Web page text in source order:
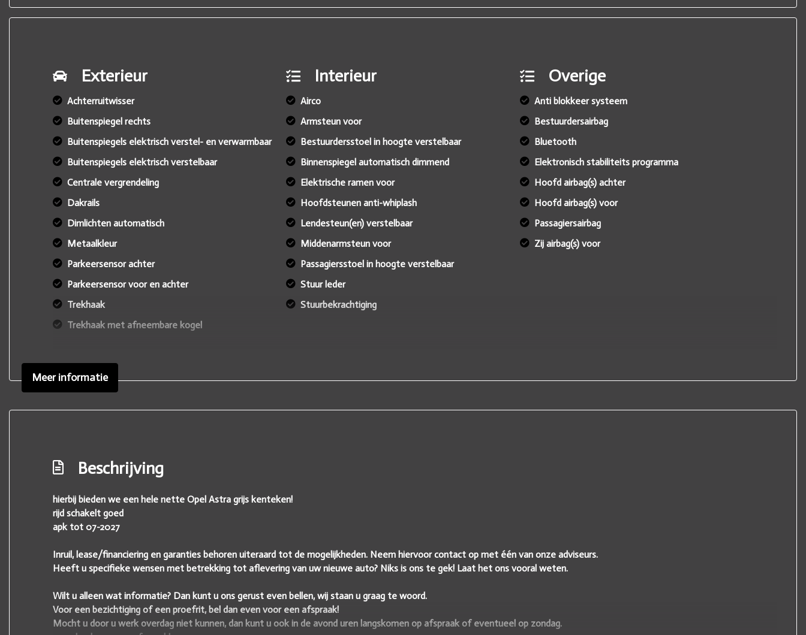
Exterieur
Achterruitwisser
Buitenspiegel rechts
Buitenspiegels elektrisch verstel- en verwarmbaar
Buitenspiegels elektrisch verstelbaar
Centrale vergrendeling
Dakrails
Dimlichten automatisch
Metaalkleur
Parkeersensor achter
Parkeersensor voor en achter
Trekhaak
Trekhaak met afneembare kogel
Interieur
Airco
Armsteun voor
Bestuurdersstoel in hoogte verstelbaar
Binnenspiegel automatisch dimmend
Elektrische ramen voor
Hoofdsteunen anti-whiplash
Lendesteun(en) verstelbaar
Middenarmsteun voor
Passagiersstoel in hoogte verstelbaar
Stuur leder
Stuurbekrachtiging
Overige
Anti blokkeer systeem
Bestuurdersairbag
Bluetooth
Elektronisch stabiliteits programma
Hoofd airbag(s) achter
Hoofd airbag(s) voor
Passagiersairbag
Zij airbag(s) voor
Meer informatie
Beschrijving
hierbij bieden we een hele nette Opel Astra grijs kenteken!
rijd schakelt goed
apk tot 07-2027
Inruil, lease/financiering en garanties behoren uiteraard tot de mogelijkheden. Neem hiervoor contact op met één van onze adviseurs.
Heeft u specifieke wensen met betrekking tot aflevering van uw nieuwe auto? Niks is ons te gek! Laat het ons vooral weten.
Wilt u alleen wat informatie? Dan kunt u ons gerust even bellen, wij staan u graag te woord.
Voor een bezichtiging of een proefrit, bel dan even voor een afspraak!
Mocht u door u werk overdag niet kunnen, dan kunt u ook in de avond uren langskomen op afspraak of eventueel op zondag.